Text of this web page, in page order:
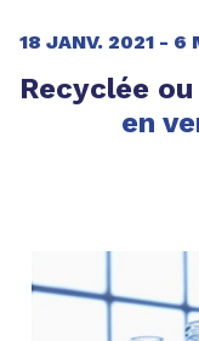
18 JANV. 2021 - 6
Recyclée
en